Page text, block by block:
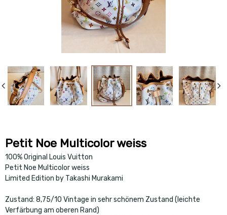
Petit Noe Multicolor weiss
100% Original Louis Vuitton
Petit Noe Multicolor weiss
Limited Edition by Takashi Murakami
Zustand: 8,75/10 Vintage in sehr schönem Zustand (leichte
Verfärbung am oberen Rand)